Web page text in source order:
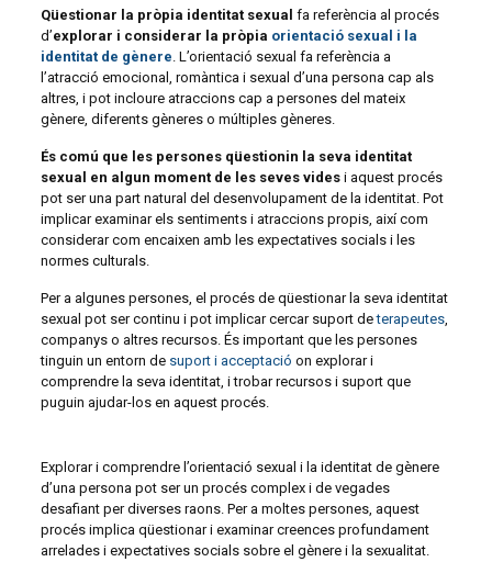
Qüestionar la pròpia identitat sexual fa referència al procés
d’explorar i considerar la pròpia orientació sexual i la
identitat de gènere. L’orientació sexual fa referència a
l’atracció emocional, romàntica i sexual d’una persona cap als
altres, i pot incloure atraccions cap a persones del mateix
gènere, diferents gèneres o múltiples gèneres.
És comú que les persones qüestionin la seva identitat
sexual en algun moment de les seves videsi aquest procés
pot ser una part natural del desenvolupament de la identitat. Pot
implicar examinar els sentiments i atraccions propis, així com
considerar com encaixen amb les expectatives socials i les
normes culturals.
Per a algunes persones, el procés de qüestionar la seva identitat
sexual pot ser continu i pot implicar cercar suport deterapeutes,
companys o altres recursos. És important que les persones
tinguin un entorn de suport i acceptació on explorar i
comprendre la seva identitat, i trobar recursos i suport que
puguin ajudar-los en aquest procés.
Explorar i comprendre l’orientació sexual i la identitat de gènere
d’una persona pot ser un procés complex i de vegades
desafiant per diverses raons. Per a moltes persones, aquest
procés implica qüestionar i examinar creences profundament
arrelades i expectatives socials sobre el gènere i la sexualitat.